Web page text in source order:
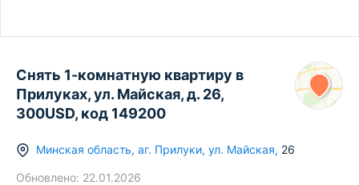
Снять 1-комнатную квартиру в
Прилуках, ул. Майская, д. 26,
300USD, код 149200
Минская область, аг. Прилуки, ул. Майская, 26
Обновлено: 22.01.2026